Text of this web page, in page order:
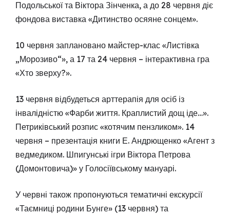
Подольської та Віктора Зінченка, а до 28 червня діє
фондова виставка «Дитинство осяяне сонцем».
10 червня заплановано майстер-клас «Листівка
„Морозиво“», а 17 та 24 червня – інтерактивна гра
«Хто зверху?».
13 червня відбудеться арттерапія для осіб із
інвалідністю «Фарби життя. Краплистий дощ іде…».
Петриківський розпис «котячим пензликом». 14
червня – презентація книги Е. Андрющенко «Агент з
ведмедиком. Шпигунські ігри Віктора Петрова
(Домонтовича)» у Голосіївському мануарі.
У червні також пропонуються тематичні екскурсії
«Таємниці родини Бунге» (13 червня) та